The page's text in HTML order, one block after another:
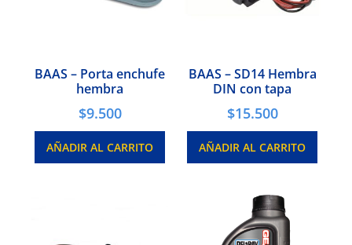
BAAS – Porta enchufe
hembra
$9.500
AÑADIR AL CARRITO
BAAS – SD14 Hembra
DIN con tapa
$15.500
AÑADIR AL CARRITO